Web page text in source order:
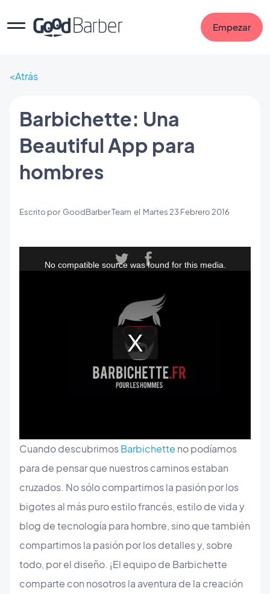
Empezar
Atrás
Barbichette: Una
Beautiful App para
hombres
Escrito por GoodBarber Team el Martes 23 Febrero 2016
Cuando descubrimosBarbichette no podíamos
para de pensar que nuestros caminos estaban
cruzados. No sólo compartimos la pasión por los
bigotes al más puro estilo francés, estilo de vida y
blog de tecnología para hombre, sino que también
compartimos la pasión por los detalles y, sobre
todo, por el diseño. ¡El equipo de Barbichette
comparte con nosotros la aventura de la creación